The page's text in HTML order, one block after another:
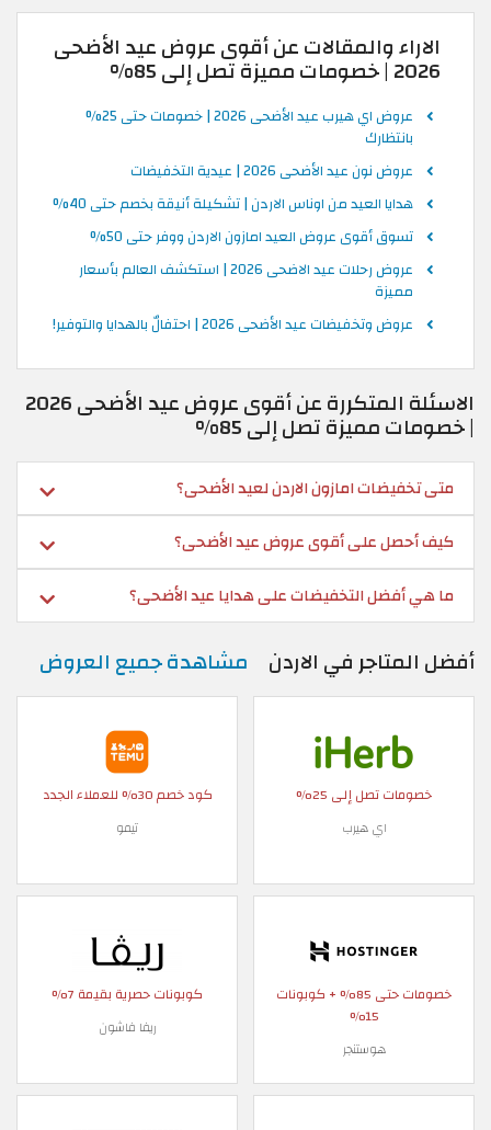
الاراء والمقالات عن أقوى عروض عيد الأضحى
2026 | خصومات مميزة تصل إلى 85%
عروض اي هيرب عيد الأضحى 2026 | خصومات حتى 25%
بانتظارك
عروض نون عيد الأضحى 2026 | عيدية التخفيضات
هدايا العيد من اوناس الاردن | تشكيلة أنيقة بخصم حتى 40%
تسوق أقوى عروض العيد امازون الاردن ووفر حتى 50%
عروض رحلات عيد الاضحى 2026 | استكشف العالم بأسعار
مميزة
عروض وتخفيضات عيد الأضحى 2026 | احتفالٌ بالهدايا والتوفير!
الاسئلة المتكررة عن أقوى عروض عيد الأضحى 2026
| خصومات مميزة تصل إلى 85%
متى تخفيضات امازون الاردن لعيد الأضحى؟
كيف أحصل على أقوى عروض عيد الأضحى؟
ما هي أفضل التخفيضات على هدايا عيد الأضحى؟
أفضل المتاجر في الاردن مشاهدة جميع العروض
خصومات تصل إلى 25%
اي هيرب
كود خصم 30% للعملاء الجدد
تيمو
خصومات حتى 85% + كوبونات
15%
هوستنجر
كوبونات حصرية بقيمة 7%
ريفا فاشون